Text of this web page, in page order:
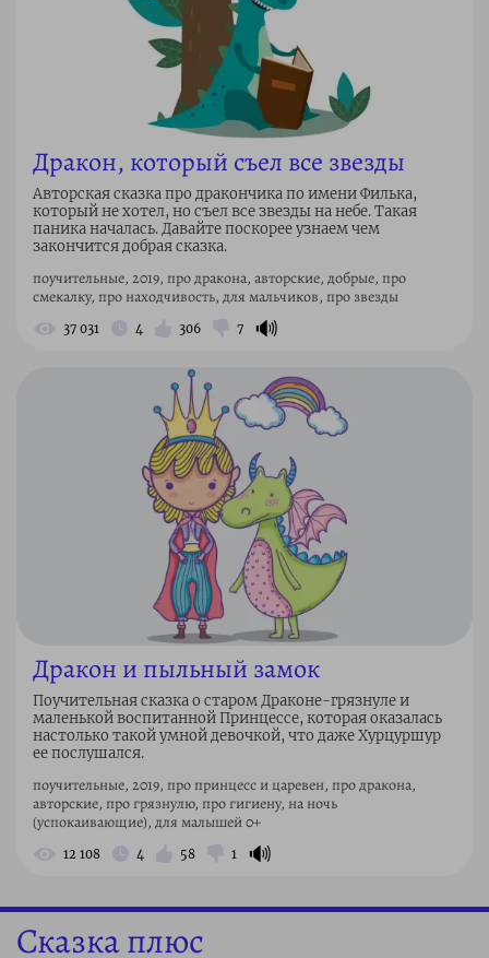
Дракон, который съел все звезды
Авторская сказка про дракончика по имени Филька,
который не хотел, но съел все звезды на небе. Такая
паника началась. Давайте поскорее узнаем чем
закончится добрая сказка.
поучительные, 2019, про дракона, авторские, добрые, про
смекалку, про находчивость, для мальчиков, про звезды
37 031 4 306 7 🔊
Дракон и пыльный замок
Поучительная сказка о старом Драконе-грязнуле и
маленькой воспитанной Принцессе, которая оказалась
настолько такой умной девочкой, что даже Хурцуршур
ее послушался.
поучительные, 2019, про принцесс и царевен, про дракона,
авторские, про грязнулю, про гигиену, на ночь
(успокаивающие), для малышей 0+
12 108 4 58 1 🔊
Сказка плюс